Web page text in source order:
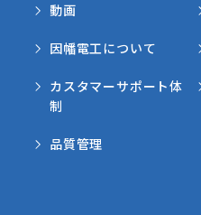
動画
因幡電工について
カスタマーサポート体
制
品質管理